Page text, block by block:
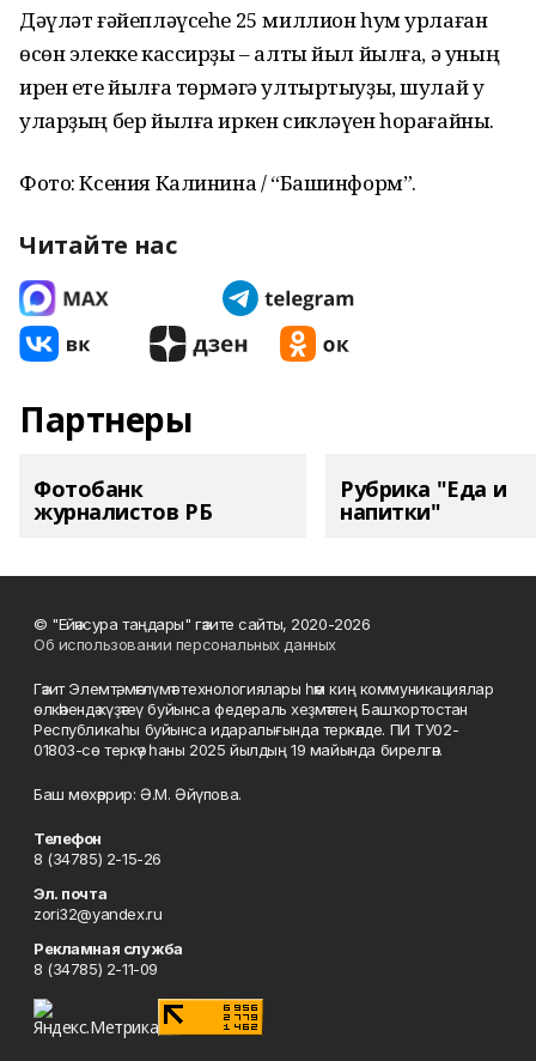
Дәүләт ғәйепләүсеһе 25 миллион һум урлаған
өсөн элекке кассирҙы – алты йыл йылға, ә уның
ирен ете йылға төрмәгә ултыртыуҙы, шулай уҡ
уларҙың бер йылға иркен сикләүен һорағайны.
Фото: Ксения Калинина / “Башинформ”.
Читайте нас
Партнеры
Фотобанк
журналистов РБ
Рубрика "Еда и
напитки"
© "Ейәнсура таңдары" гәзите сайты, 2020-2026
Об использовании персональных данных
Гәзит Элемтә, мәғлүмәт технологиялары һәм киң коммуникациялар
өлкәһендә күҙәтеү буйынса федераль хеҙмәттең Башҡортостан
Республикаһы буйынса идаралығында теркәлде. ПИ ТУ02-
01803-сө теркәү һаны 2025 йылдың 19 майында бирелгән.
Баш мөхәррир: Ә.М. Әйүпова.
Телефон
8 (34785) 2-15-26
Эл. почта
zori32@yandex.ru
Рекламная служба
8 (34785) 2-11-09